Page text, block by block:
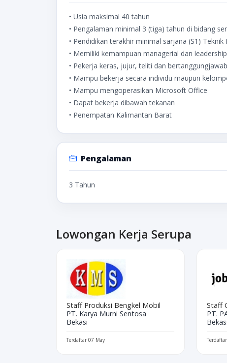
• Usia maksimal 40 tahun
• Pengalaman minimal 3 (tiga) tahun di bidang
• Pendidikan terakhir minimal sarjana (S1)
• Memiliki kemampuan managerial dan
• Pekerja keras, jujur, teliti dan bertanggungjawab
• Mampu bekerja secara individu maupun
• Mampu mengoperasikan Microsoft Office
• Dapat bekerja dibawah tekanan
• Penempatan Kalimantan Barat
Pengalaman
3 Tahun
Lowongan Kerja Serupa
Staff Produksi Bengkel Mobil
PT. Karya Murni Sentosa
Bekasi
Terdaftar 07 May
Staff
PT.
Bekasi